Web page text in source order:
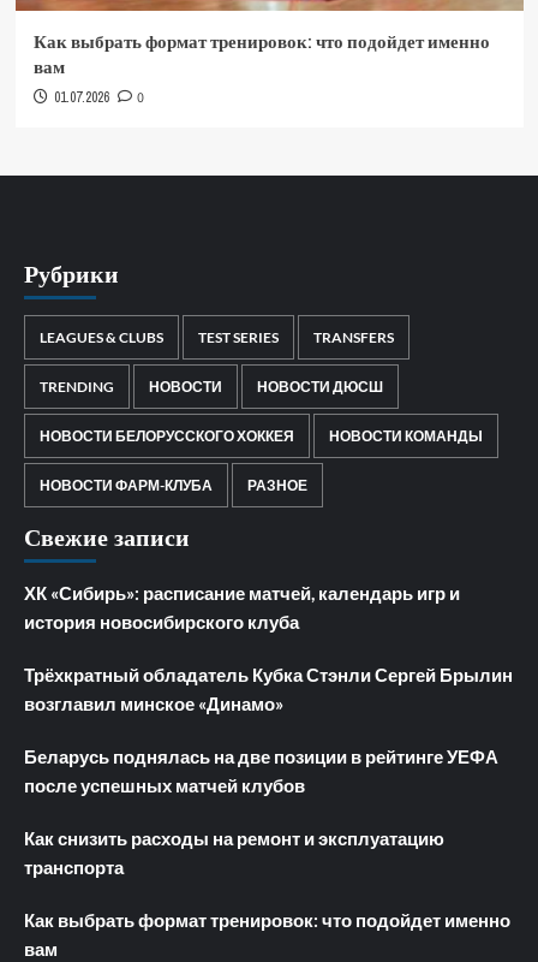
Как выбрать формат тренировок: что подойдет именно
вам
01.07.2026 0
Рубрики
LEAGUES & CLUBS TEST SERIES TRANSFERS
TRENDING НОВОСТИ НОВОСТИ ДЮСШ
НОВОСТИ БЕЛОРУССКОГО ХОККЕЯ НОВОСТИ КОМАНДЫ
НОВОСТИ ФАРМ-КЛУБА РАЗНОЕ
Свежие записи
ХК «Сибирь»: расписание матчей, календарь игр и
история новосибирского клуба
Трёхкратный обладатель Кубка Стэнли Сергей Брылин
возглавил минское «Динамо»
Беларусь поднялась на две позиции в рейтинге УЕФА
после успешных матчей клубов
Как снизить расходы на ремонт и эксплуатацию
транспорта
Как выбрать формат тренировок: что подойдет именно
вам